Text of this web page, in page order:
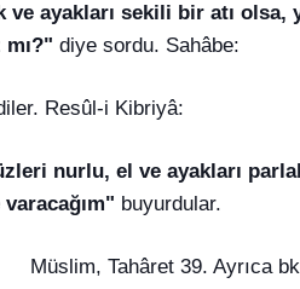
ayakları sekili bir atı olsa,
mı?" diye sordu. Sahâbe:
Resûl-i Kibriyâ:
nurlu, el ve ayakları
buyurdular.
Müslim, Tahâret 39. Ayrıca